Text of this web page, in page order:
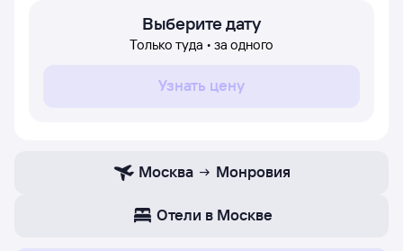
Выберите дату
Только туда • за одного
Узнать цену
Москва Монровия
Отели в Москве